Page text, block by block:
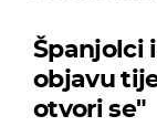
Španjolci
objavu
otvori se"